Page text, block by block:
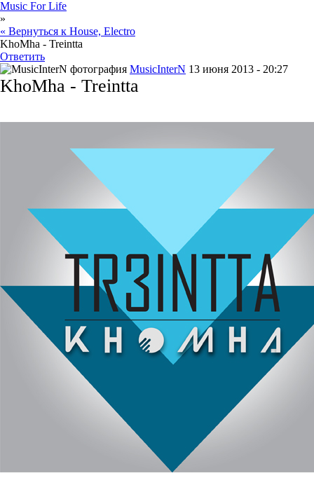
Music For Life
»
« Вернуться к House, Electro
KhoMha - Treintta
Ответить
MusicInterN 13 июня 2013 - 20:27
KhoMha - Treintta